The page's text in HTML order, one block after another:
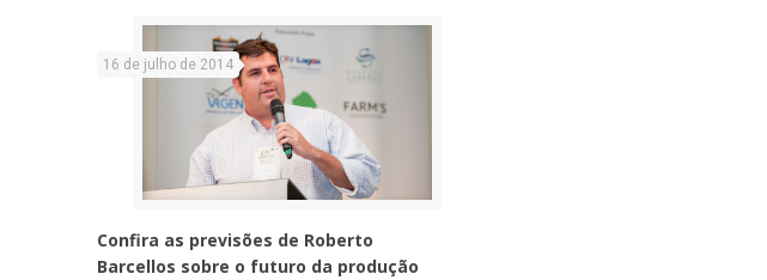
16 de julho de 2014
Confira as previsões de Roberto
Barcellos sobre o futuro da produção